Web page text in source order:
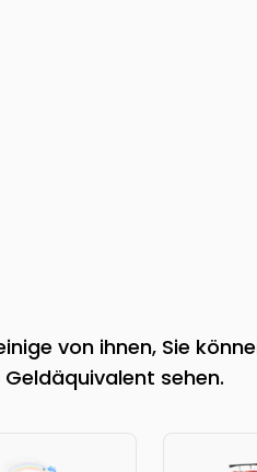
von ihnen, Sie
sehen.